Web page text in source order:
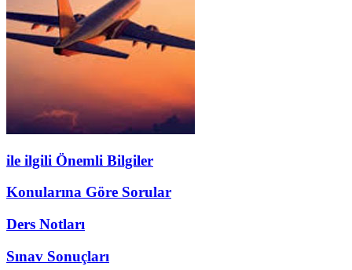
ile ilgili Önemli Bilgiler
Konularına Göre Sorular
Ders Notları
Sınav Sonuçları